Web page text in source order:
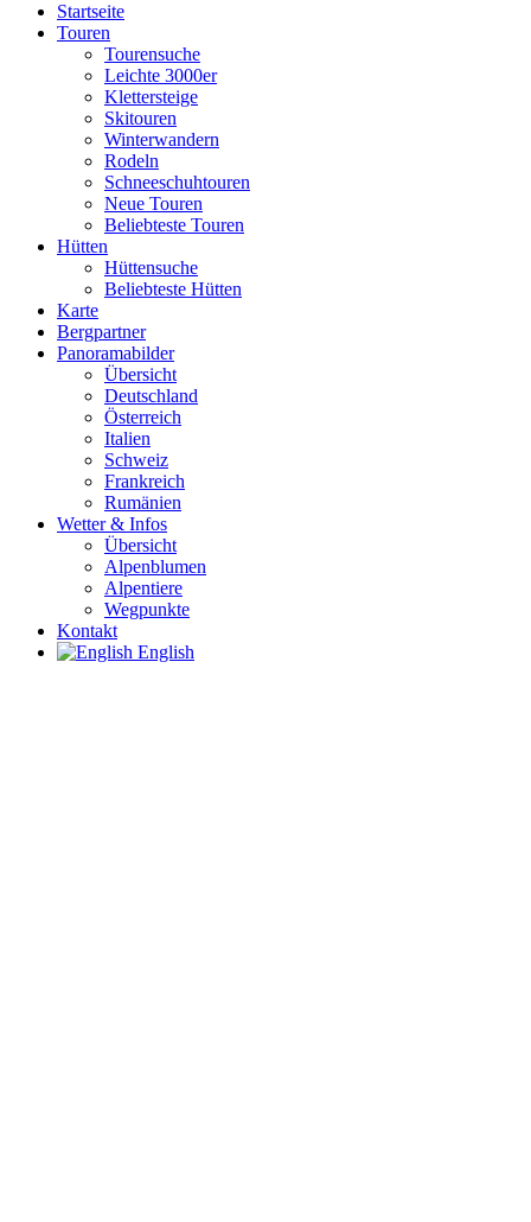
Startseite
Touren
Tourensuche
Leichte 3000er
Klettersteige
Skitouren
Winterwandern
Rodeln
Schneeschuhtouren
Neue Touren
Beliebteste Touren
Hütten
Hüttensuche
Beliebteste Hütten
Karte
Bergpartner
Panoramabilder
Übersicht
Deutschland
Österreich
Italien
Schweiz
Frankreich
Rumänien
Wetter & Infos
Übersicht
Alpenblumen
Alpentiere
Wegpunkte
Kontakt
English